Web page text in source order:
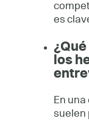
es
los
En
suelen